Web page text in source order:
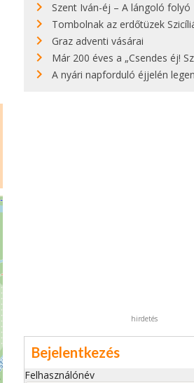
Szent Iván-éj – A lángoló folyó
Tombolnak az erdőtüzek Szicíliában
Graz adventi vásárai
Már 200 éves a „Csendes éj!
A nyári napforduló éjjelén legendás hegyi tüzek
hirdetés
Bejelentkezés
Felhasználónév